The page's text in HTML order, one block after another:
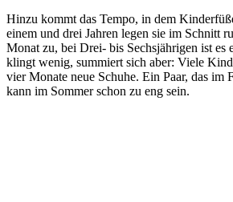
Hinzu kommt das Tempo, in dem
einem und drei Jahren legen sie im Schnitt
Monat zu, bei Drei- bis Sechsjährigen ist es
klingt wenig, summiert sich aber: Viele
vier Monate neue Schuhe. Ein Paar, das im
kann im Sommer schon zu eng sein.